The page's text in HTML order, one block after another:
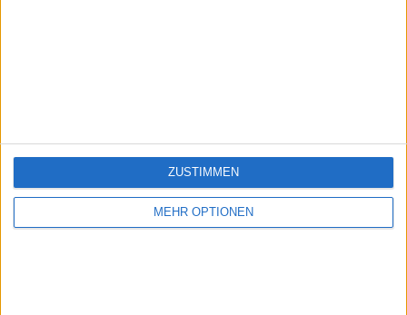
MEHR OPTIONEN
ZUSTIMMEN